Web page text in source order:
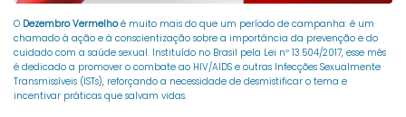
O Dezembro Vermelhoé muito mais do que um período de campanha: é um
chamado à ação e à conscientização sobre a importância da prevenção e do
cuidado com a saúde sexual. Instituído no Brasil pela Lei nº 13.504/2017, esse mês
é dedicado a promover o combate ao HIV/AIDS e outras Infecções Sexualmente
Transmissíveis (ISTs), reforçando a necessidade de desmistificar o tema e
incentivar práticas que salvam vidas.